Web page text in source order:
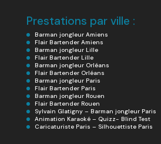
Prestations par ville :
Barman jongleur Amiens
Flair Bartender Amiens
Barman jongleur Lille
Flair Bartender Lille
Barman jongleur Orléans
Flair Bartender Orléans
Barman jongleur Paris
Flair Bartender Paris
Barman jongleur Rouen
Flair Bartender Rouen
Sylvain Glatigny – Barman jongleur Paris
Animation Karaoké – Quizz- Blind Test
Caricaturiste Paris – Silhouettiste Paris